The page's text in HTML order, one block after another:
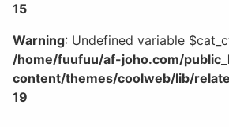
15
Warning: Undefined variable
/home/fuufuu/af-joho.com/
content/themes/coolweb/lib/
19